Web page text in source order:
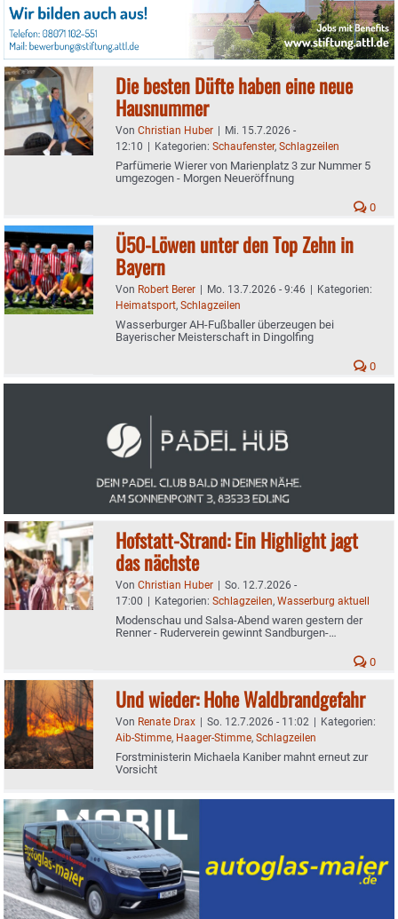
Die besten Düfte haben eine neue
Hausnummer
Von Christian Huber
Mi. 15.7.2026 -
12:10
Kategorien: Schaufenster, Schlagzeilen
Parfümerie Wierer von Marienplatz 3 zur Nummer 5
umgezogen - Morgen Neueröffnung
0
Ü50-Löwen unter den Top Zehn in
Bayern
Von Robert Berer Mo. 13.7.2026 - 9:46
Kategorien:
Heimatsport, Schlagzeilen
Wasserburger AH-Fußballer überzeugen bei
Bayerischer Meisterschaft in Dingolfing
0
Hofstatt-Strand: Ein Highlight jagt
das nächste
Von Christian Huber
So. 12.7.2026 -
17:00
Kategorien: Schlagzeilen, Wasserburg aktuell
Modenschau und Salsa-Abend waren gestern der
Renner - Ruderverein gewinnt Sandburgen-
0
Und wieder: Hohe Waldbrandgefahr
Von Renate Drax So. 12.7.2026 - 11:02
Kategorien:
Aib-Stimme, Haager-Stimme, Schlagzeilen
Forstministerin Michaela Kaniber mahnt erneut zur
Vorsicht